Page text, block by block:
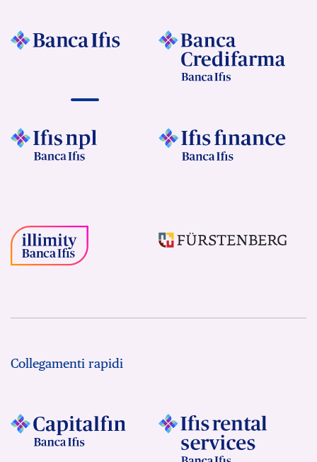
Collegamenti rapidi